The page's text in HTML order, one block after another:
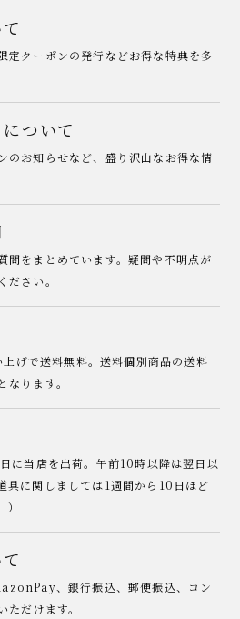
定クーポンの発行などお得な特典を多
ついて
のお知らせなど、盛り沢山なお得な情
問をまとめています。疑問や不明点が
さい。
げで送料無料。送料個別商品の送料
ります。
に当店を出荷。午前10時以降は翌日以
具に関しましては1週間から10日ほど
、銀行振込、郵便振込、コン
だけます。